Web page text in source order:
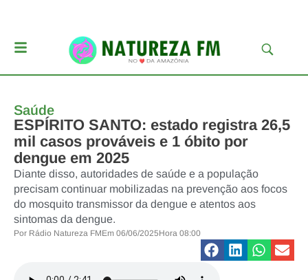
Saúde
ESPÍRITO SANTO: estado registra 26,5
mil casos prováveis e 1 óbito por
dengue em 2025
Diante disso, autoridades de saúde e a população
precisam continuar mobilizadas na prevenção aos focos
do mosquito transmissor da dengue e atentos aos
sintomas da dengue.
Por Rádio Natureza FMEm 06/06/2025Hora 08:00